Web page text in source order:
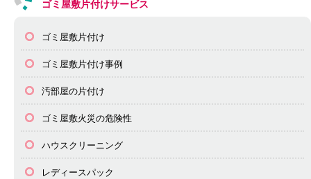
ゴミ屋敷片付けサービス
ゴミ屋敷片付け
ゴミ屋敷片付け事例
汚部屋の片付け
ゴミ屋敷火災の危険性
ハウスクリーニング
レディースパック